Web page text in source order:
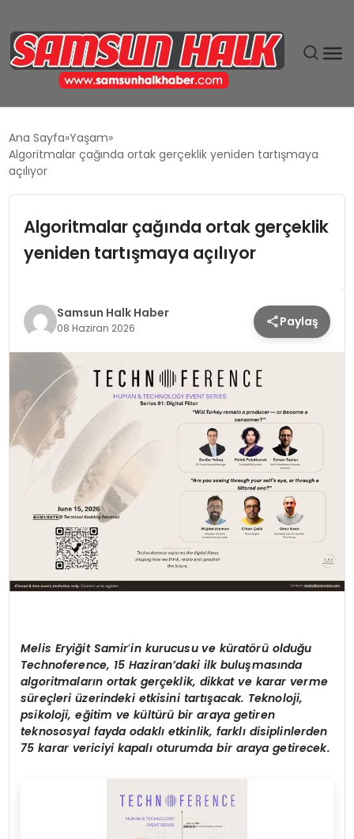
EĞITIM
GÜNDEM
SIYASET
SPOR
TEKNOLOJI
YAŞAM
Ana Sayfa Yaşam
Algoritmalar çağında ortak gerçeklik yeniden tartışmaya
açılıyor
Algoritmalar çağında ortak gerçeklik
yeniden tartışmaya açılıyor
Samsun Halk Haber
08 Haziran 2026 Paylaş
Melis Eryiğit Samir’in kurucusu ve küratörü olduğu
Technoference, 15 Haziran’daki ilk buluşmasında
algoritmaların ortak gerçeklik, dikkat ve karar verme
süreçleri üzerindeki etkisini tartışacak. Teknoloji,
psikoloji, eğitim ve kültürü bir araya getiren
teknososyal fayda odaklı etkinlik, farklı disiplinlerden
75 karar vericiyi kapalı oturumda bir araya getirecek.